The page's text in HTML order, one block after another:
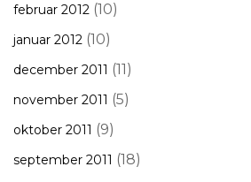
februar 2012 (10)
januar 2012 (10)
december 2011 (11)
november 2011 (5)
oktober 2011 (9)
september 2011 (18)